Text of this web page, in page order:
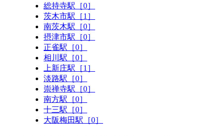
総持寺駅［0］
茨木市駅［1］
南茨木駅［0］
摂津市駅［0］
正雀駅［0］
相川駅［0］
上新庄駅［1］
淡路駅［0］
崇禅寺駅［0］
南方駅［0］
十三駅［0］
大阪梅田駅［0］